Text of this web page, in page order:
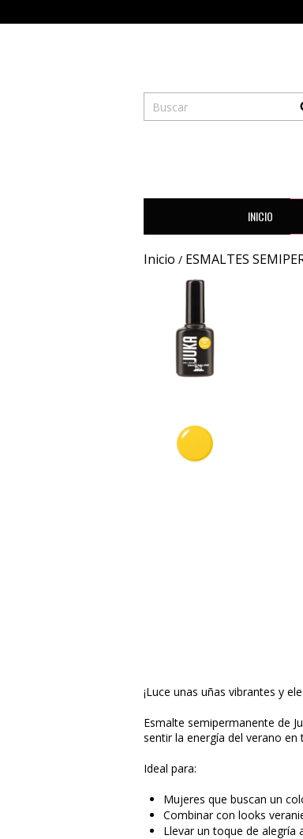
INICIO
Inicio / ESMALTES
¡Luce unas uñas vibrantes y
Esmalte semipermanente de
sentir la energía del verano en
Ideal para:
Mujeres que buscan un
Combinar con looks
Llevar un toque de alegría